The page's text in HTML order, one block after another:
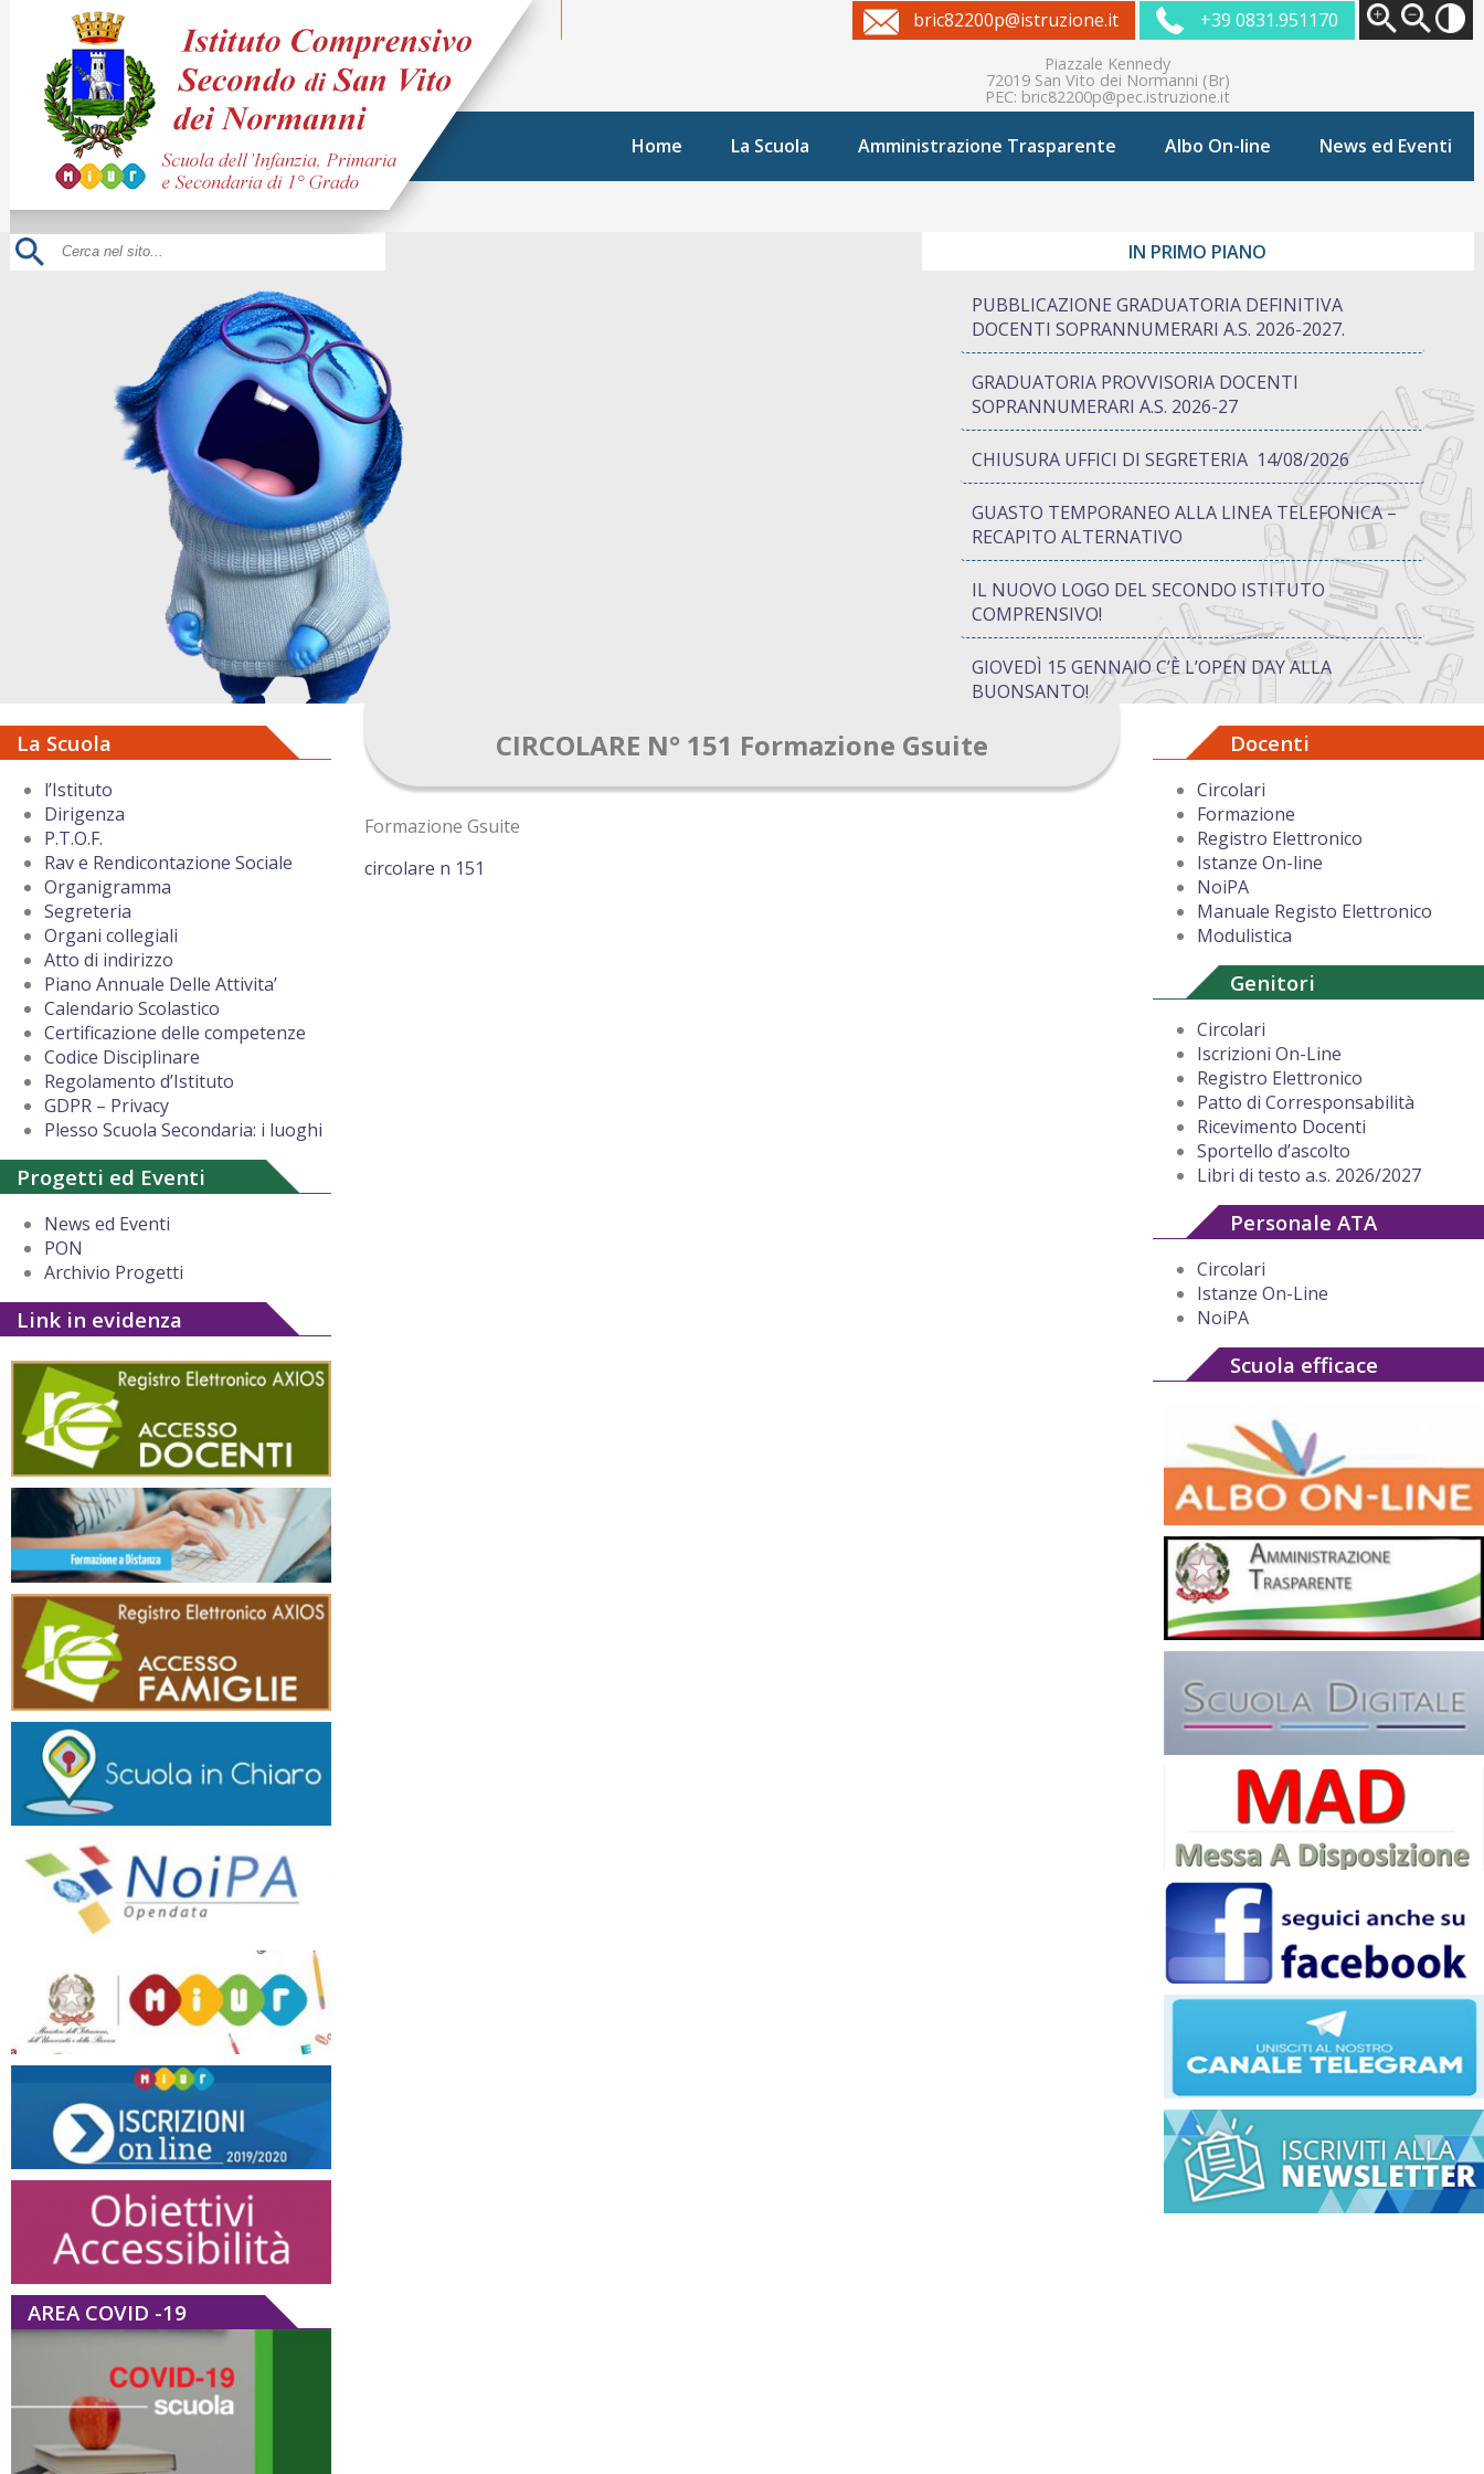
bric82200p@istruzione.it +39 0831.951170
Piazzale Kennedy
72019 San Vito dei Normanni (Br)
PEC: bric82200p@pec.istruzione.it
Home La Scuola Amministrazione Trasparente Albo On-line News ed Eventi
IN PRIMO PIANO
PUBBLICAZIONE GRADUATORIA DEFINITIVA
DOCENTI SOPRANNUMERARI A.S. 2026-2027.
GRADUATORIA PROVVISORIA DOCENTI
SOPRANNUMERARI A.S. 2026-27
CHIUSURA UFFICI DI SEGRETERIA 14/08/2026
GUASTO TEMPORANEO ALLA LINEA TELEFONICA –
RECAPITO ALTERNATIVO
IL NUOVO LOGO DEL SECONDO ISTITUTO
COMPRENSIVO!
GIOVEDÌ 15 GENNAIO C’È L’OPEN DAY ALLA
BUONSANTO!
PON “ATTIVA…MENTE” TRA CREATIVITÀ E GIOCO:
QUANDO IMPARARE DIVENTA UN’AVVENTURA
AUGURI DI BUON NATALE DAL DIRIGENTE
La Scuola
l’Istituto
Dirigenza
P.T.O.F.
Rav e Rendicontazione Sociale
Organigramma
Segreteria
Organi collegiali
Atto di indirizzo
Piano Annuale Delle Attivita’
Calendario Scolastico
Certificazione delle competenze
Codice Disciplinare
Regolamento d’Istituto
GDPR – Privacy
Plesso Scuola Secondaria: i luoghi
Progetti ed Eventi
News ed Eventi
PON
Archivio Progetti
Link in evidenza
AREA COVID -19
CIRCOLARE N° 151 Formazione Gsuite
Formazione Gsuite
circolare n 151
Docenti
Circolari
Formazione
Registro Elettronico
Istanze On-line
NoiPA
Manuale Registo Elettronico
Modulistica
Genitori
Circolari
Iscrizioni On-Line
Registro Elettronico
Patto di Corresponsabilità
Ricevimento Docenti
Sportello d’ascolto
Libri di testo a.s. 2026/2027
Personale ATA
Circolari
Istanze On-Line
NoiPA
Scuola efficace